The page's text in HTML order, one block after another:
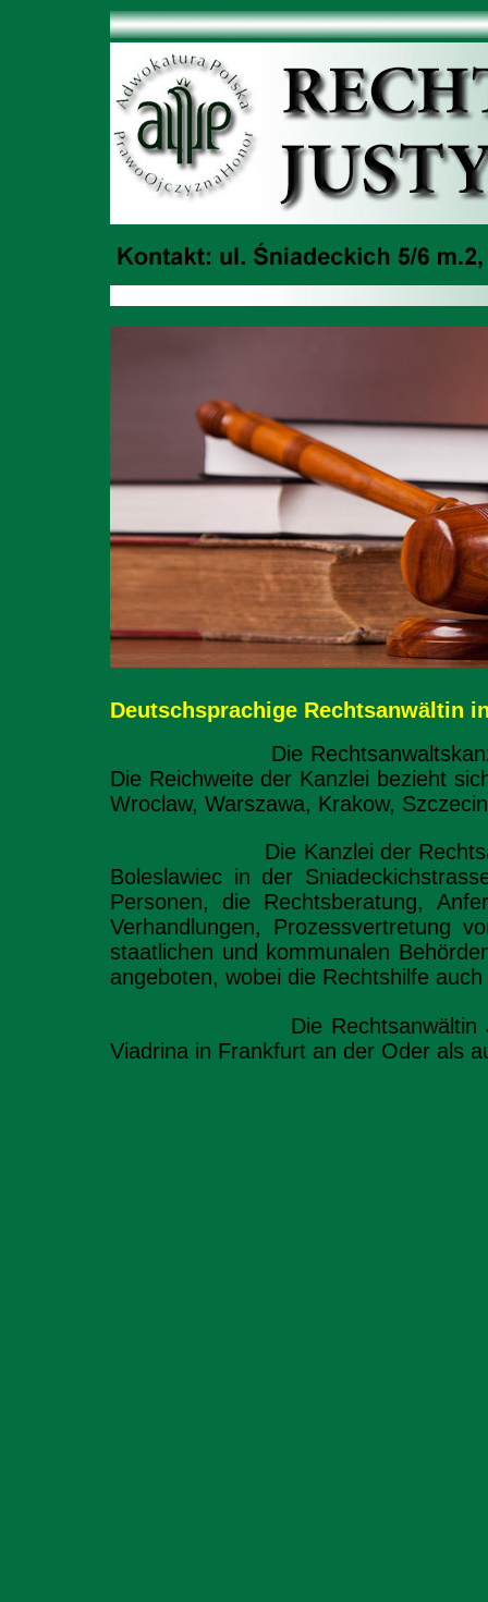
Deutschsprachige Rechtsanwältin
Die Rechtsanwaltskanzlei
Die Reichweite der Kanzlei bezieht
Wroclaw, Warszawa, Krakow,
Die Kanzlei der Rechtsanwältin
Boleslawiec in der
Personen, die Rechtsberatung,
Verhandlungen, Prozessvertretung
staatlichen und kommunalen
angeboten, wobei die Rechtshilfe
Die Rechtsanwältin Justyna
Viadrina in Frankfurt an der Oder als